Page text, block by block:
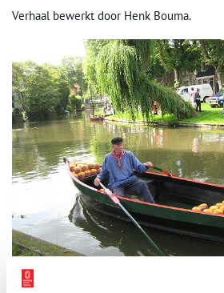
Verhaal bewerkt door Henk Bouma.